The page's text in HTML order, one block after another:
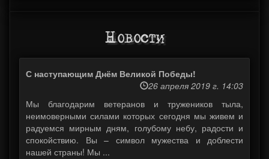
Новости
С наступающим Днём Великой Победы!
26 апреля 2019 г. 14:03
Мы благодарим ветеранов и тружеников тыла,
неимоверными силами которых сегодня мы живем и
радуемся мирным дням, голубому небу, радости и
спокойствию. Вы – символ мужества и доблести
нашей страны! Мы ...